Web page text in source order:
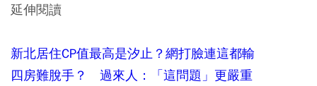
延伸閱讀
新北居住CP值最高是汐止？網打臉連這都輸
四房難脫手？ 過來人：「這問題」更嚴重